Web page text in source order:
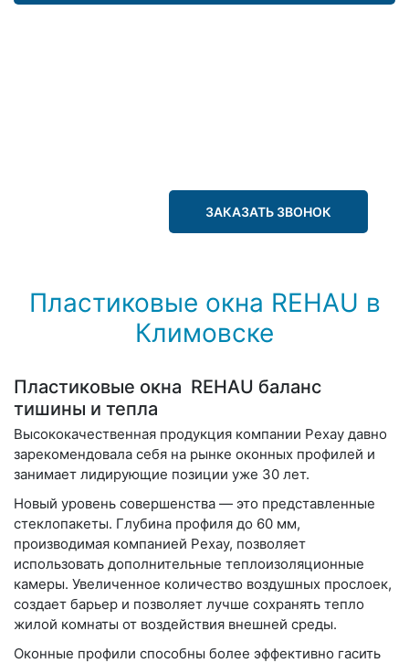
ЗАКАЗАТЬ ЗВОНОК
Пластиковые окна REHAU в
Климовске
Пластиковые окна REHAU баланс
тишины и тепла
Высококачественная продукция компании Рехау давно
зарекомендовала себя на рынке оконных профилей и
занимает лидирующие позиции уже 30 лет.
Новый уровень совершенства — это представленные
стеклопакеты. Глубина профиля до 60 мм,
производимая компанией Рехау, позволяет
использовать дополнительные теплоизоляционные
камеры. Увеличенное количество воздушных прослоек,
создает барьер и позволяет лучше сохранять тепло
жилой комнаты от воздействия внешней среды.
Оконные профили способны более эффективно гасить